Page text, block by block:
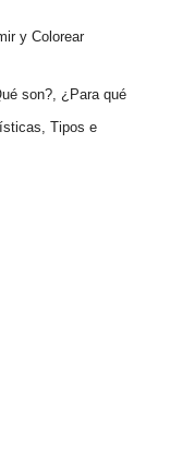
y Colorear
son?, ¿Para qué
Tipos e